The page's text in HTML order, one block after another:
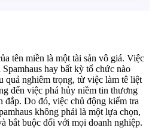
tên miền là một tài sản vô giá. Việc
hay bất kỳ tổ chức nào
quả nghiêm trọng, từ việc làm tê liệt
đến việc phá hủy niềm tin thương
đắp. Do đó, việc chủ động kiểm tra
không phải là một lựa chọn,
bắt buộc đối với mọi doanh nghiệp.